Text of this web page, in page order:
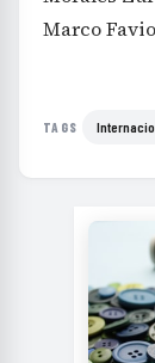
Marco
TAGS